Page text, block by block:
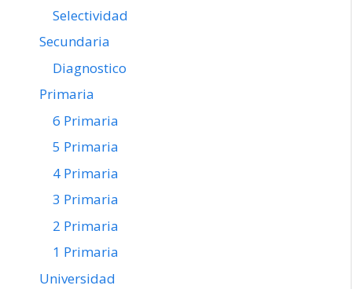
Selectividad
Secundaria
Diagnostico
Primaria
6 Primaria
5 Primaria
4 Primaria
3 Primaria
2 Primaria
1 Primaria
Universidad